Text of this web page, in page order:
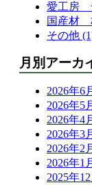
愛工房
国産
その他
月別アーカ
2026年6
2026年5
2026年4
2026年3
2026年2
2026年1
2025年